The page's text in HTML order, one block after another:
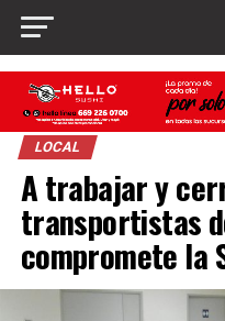
LOCAL
A trabajar y
transportistas
compromete la